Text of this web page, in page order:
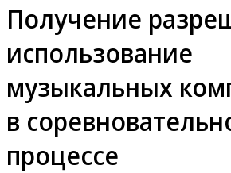
Получение
использование
музыкальных
в
процессе